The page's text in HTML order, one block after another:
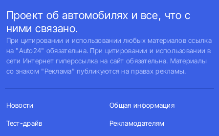
Проект об автомобилях и все, что с
ними связано.
При цитировании и использовании любых материалов ссылка
на "Auto24" обязательна. При цитировании и использовании в
сети Интернет гиперссылка на сайт обязательна. Материалы
со знаком "Реклама" публикуются на правах рекламы.
Новости
Тест-драйв
Общая информация
Рекламодателям